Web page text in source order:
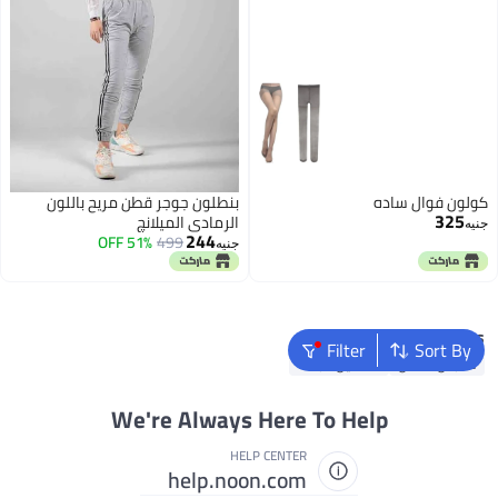
كولون فوال ساده
جنيه325
بنطلون جوجر قطن مريح باللون
الرمادي الميلانچ
جنيه244
499
51% OFF
Sort By
FilterPopular Searches
ملابس اطفال فساتين للبنات
We're Always Here To Help
HELP CENTER
help.noon.com